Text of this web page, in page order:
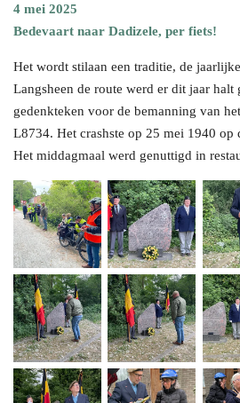
4 mei 2025
Bedevaart naar Dadizele, per fiets!
Het wordt stilaan een traditie, de
Langsheen de route werd er dit jaar halt
gedenkteken voor de bemanning van
L8734. Het crashste op 25 mei 1940 op
Het middagmaal werd genuttigd in